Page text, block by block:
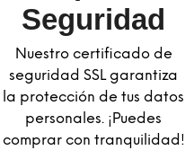
Seguridad​
Nuestro certificado de
seguridad SSL garantiza
la protección de tus datos
personales. ¡Puedes
comprar con tranquilidad!